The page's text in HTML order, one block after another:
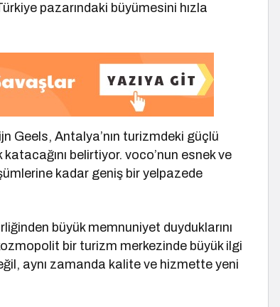
pazarındaki büyümesini hızla
Geels, Antalya’nın turizmdeki güçlü
belirtiyor. voco’nun esnek ve
kadar geniş bir yelpazede
büyük memnuniyet duyduklarını
bir turizm merkezinde büyük ilgi
aynı zamanda kalite ve hizmette yeni